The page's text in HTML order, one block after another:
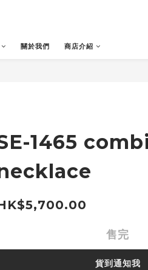
關於我們 商店介紹
1465
售完
貨到通知我